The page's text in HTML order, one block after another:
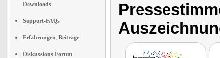
Downloads
Support-FAQs
Erfahrungen, Beiträge
Diskussions-Forum